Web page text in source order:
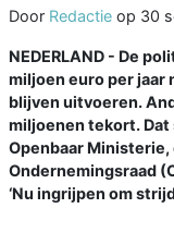
Door Redactie op 30
NEDERLAND - De
miljoen euro per jaar
blijven uitvoeren.
miljoenen tekort.
Openbaar
Ondernemingsraad
‘Nu ingrijpen om